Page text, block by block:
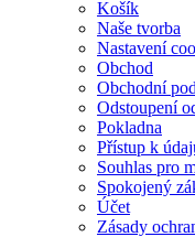
Košík
Naše tvorba
Nastavení
Obchod
Obchodní
Odstoupení
Pokladna
Přístup k
Souhlas pro
Spokojený
Účet
Zásady